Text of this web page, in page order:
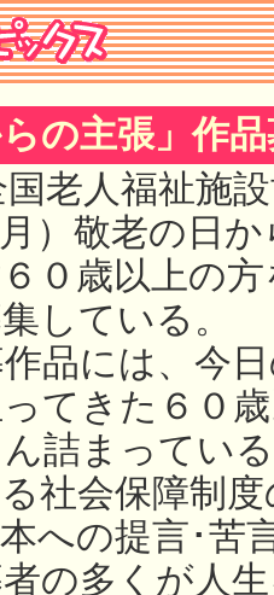
の主張」作
老人福祉施
）敬老の日
６０歳以上の
している。
品には、今
てきた６０
詰まってい
社会保障制
への提言･苦
の多くが人